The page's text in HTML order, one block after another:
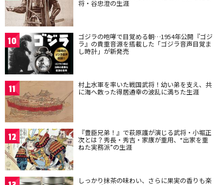
将・谷忠澄の生涯
10 ゴジラの咆哮で目覚める朝…1954年公開『ゴジ
ラ』の貴重音源を搭載した「ゴジラ音声目覚ま
し時計」が新発売
11 村上水軍を率いた戦国武将！幼い弟を支え、共
に海へ散った得居通幸の波乱に満ちた生涯
12 『豊臣兄弟！』で萩原護が演じる武将・小堀正
次とは？秀長・秀吉・家康が重用、“出家を重
ねた実務派”の生涯
しっかり抹茶の味わい、さらに果実の香りも楽